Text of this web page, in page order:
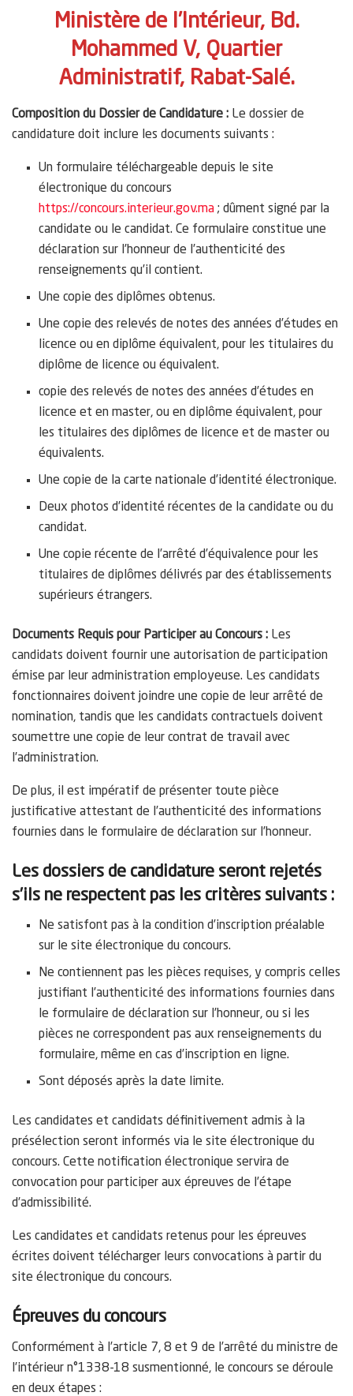
Ministère de l’Intérieur, Bd.
Mohammed V, Quartier
Administratif, Rabat-Salé.
Composition du Dossier de Candidature : Le dossier de
candidature doit inclure les documents suivants :
Un formulaire téléchargeable depuis le site
électronique du concours
https://concours.interieur.gov.ma ; dûment signé par la
candidate ou le candidat. Ce formulaire constitue une
déclaration sur l’honneur de l’authenticité des
renseignements qu’il contient.
Une copie des diplômes obtenus.
Une copie des relevés de notes des années d’études en
licence ou en diplôme équivalent, pour les titulaires du
diplôme de licence ou équivalent.
copie des relevés de notes des années d’études en
licence et en master, ou en diplôme équivalent, pour
les titulaires des diplômes de licence et de master ou
équivalents.
Une copie de la carte nationale d’identité électronique.
Deux photos d’identité récentes de la candidate ou du
candidat.
Une copie récente de l’arrêté d’équivalence pour les
titulaires de diplômes délivrés par des établissements
supérieurs étrangers.
Documents Requis pour Participer au Concours : Les
candidats doivent fournir une autorisation de participation
émise par leur administration employeuse. Les candidats
fonctionnaires doivent joindre une copie de leur arrêté de
nomination, tandis que les candidats contractuels doivent
soumettre une copie de leur contrat de travail avec
l’administration.
De plus, il est impératif de présenter toute pièce
justificative attestant de l’authenticité des informations
fournies dans le formulaire de déclaration sur l’honneur.
Les dossiers de candidature seront rejetés
s’ils ne respectent pas les critères suivants :
Ne satisfont pas à la condition d’inscription préalable
sur le site électronique du concours.
Ne contiennent pas les pièces requises, y compris celles
justifiant l’authenticité des informations fournies dans
le formulaire de déclaration sur l’honneur, ou si les
pièces ne correspondent pas aux renseignements du
formulaire, même en cas d’inscription en ligne.
Sont déposés après la date limite.
Les candidates et candidats définitivement admis à la
présélection seront informés via le site électronique du
concours. Cette notification électronique servira de
convocation pour participer aux épreuves de l’étape
d’admissibilité.
Les candidates et candidats retenus pour les épreuves
écrites doivent télécharger leurs convocations à partir du
site électronique du concours.
Épreuves du concours
Conformément à l’article 7, 8 et 9 de l’arrêté du ministre de
l’intérieur n°1338-18 susmentionné, le concours se déroule
en deux étapes :